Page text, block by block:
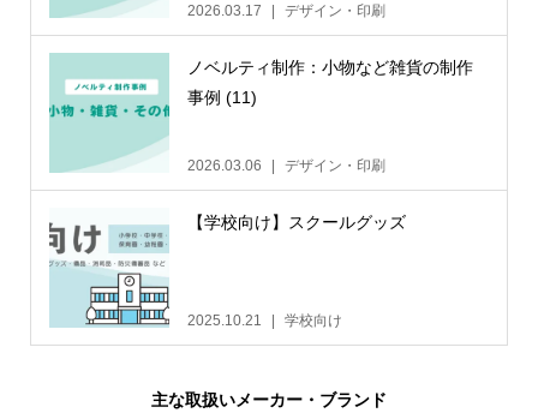
2026.03.17 デザイン・印刷
ノベルティ制作：小物など雑貨の制作
事例 (11)
2026.03.06 デザイン・印刷
【学校向け】スクールグッズ
2025.10.21 学校向け
主な取扱いメーカー・ブランド